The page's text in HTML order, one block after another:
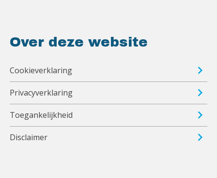
Over deze website
Cookieverklaring
Privacyverklaring
Toegankelijkheid
Disclaimer